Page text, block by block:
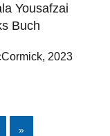
Yousafzai
Buch
2023
»